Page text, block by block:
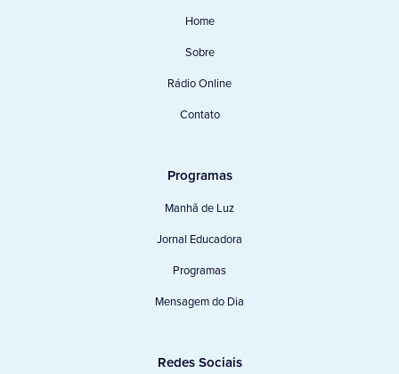
Home
Sobre
Rádio Online
Contato
Programas
Manhã de Luz
Jornal Educadora
Programas
Mensagem do Dia
Redes Sociais